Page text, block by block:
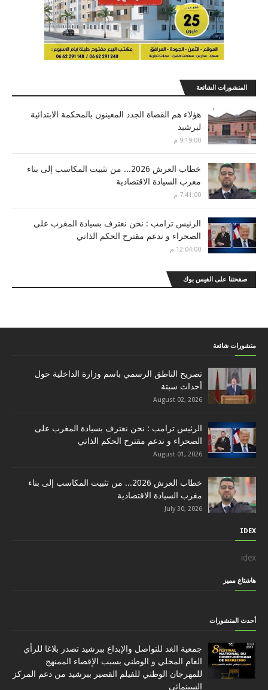
المنشورات الشائعة
هؤلاء هم القضاة الجدد المعينون بالمحكمة الابتدائية
لبرشيد
9:19:00 م
خطاب العرش 2026... من تثبيت المكاسب إلى بناء
مغرب السيادة الاقتصادية
7:41:00 م
الرئيس ترامب : نحن نعترف بسيادة المغرب على
الصحراء و ندعم مقترح الحكم الذاتي
12:04:00 م
صفحتنا على الفيس بوك
منشورات شائعة
تصريح الناطق الرسمي باسم وزارة الداخلية حول
أحداث سبتة
August 02, 2026
الرئيس ترامب : نحن نعترف بسيادة المغرب على
الصحراء و ندعم مقترح الحكم الذاتي
August 01, 2026
خطاب العرش 2026... من تثبيت المكاسب إلى بناء
مغرب السيادة الاقتصادية
July 30, 2026
IDEX
idex
هاشتاغ مميز
أحدث المنشورات
جمعية الغد للتواصل والإبداع ببرشيد تصدر بلاغا للرأي
العام المحلي و الوطني بسبب الإقصاء الممنهج
للمهرجان الوطني للفيلم القصير ببرشيد من دعم المركز
السينمائي